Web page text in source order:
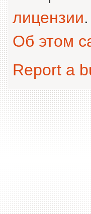
лицензии
Об этом
Report a